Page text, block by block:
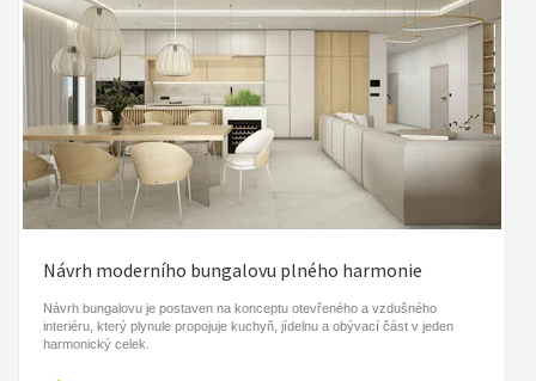
Návrh moderního bungalovu plného harmonie
Návrh bungalovu je postaven na konceptu otevřeného a vzdušného
interiéru, který plynule propojuje kuchyň, jídelnu a obývací část v jeden
harmonický celek.